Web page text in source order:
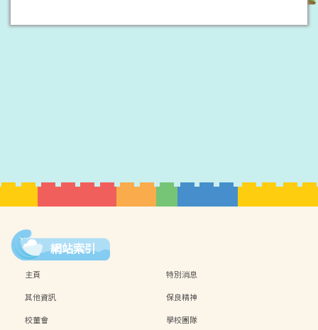
網站索引
主頁
特別消息
其他資訊
保良精神
校董會
學校團隊